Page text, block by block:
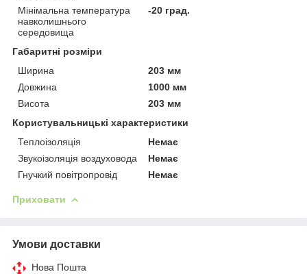
Мінімальна температура
навколишнього
середовища
-20 град.
Габаритні розміри
Ширина
203 мм
Довжина
1000 мм
Висота
203 мм
Користувальницькі характеристики
Теплоізоляція
Немає
Звукоізоляція воздуховода
Немає
Гнучкий повітропровід
Немає
Приховати
Умови доставки
Нова Пошта